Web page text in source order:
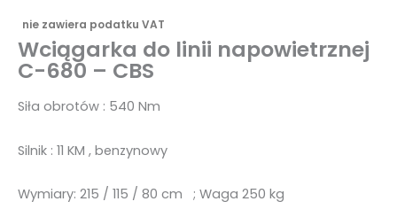
nie zawiera podatku VAT
Wciągarka do linii napowietrznej
C-680 – CBS
Siła obrotów : 540 Nm
Silnik : 11 KM , benzynowy
Wymiary: 215 / 115 / 80 cm ; Waga 250 kg